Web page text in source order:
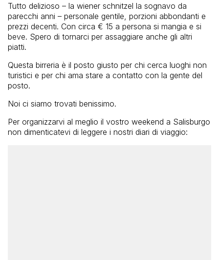
Tutto delizioso – la wiener schnitzel la sognavo da
parecchi anni – personale gentile, porzioni abbondanti e
prezzi decenti. Con circa € 15 a persona si mangia e si
beve. Spero di tornarci per assaggiare anche gli altri
piatti.
Questa birreria è il posto giusto per chi cerca luoghi non
turistici e per chi ama stare a contatto con la gente del
posto.
Noi ci siamo trovati benissimo.
Per organizzarvi al meglio il vostro weekend a Salisburgo
non dimenticatevi di leggere i nostri diari di viaggio: